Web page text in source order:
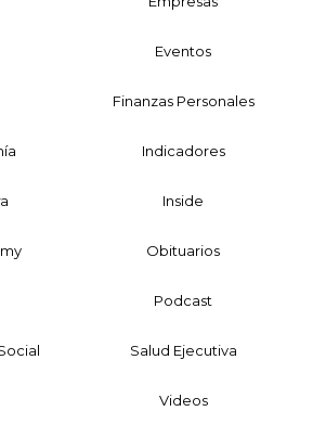
Eventos
Finanzas Personales
Indicadores
Inside
Obituarios
Podcast
Salud Ejecutiva
Videos